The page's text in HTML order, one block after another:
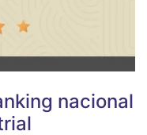
nacional